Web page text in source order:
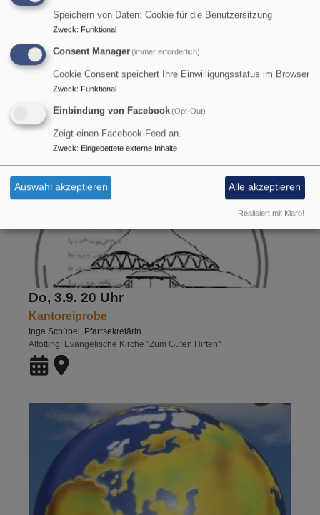
Kreis Kreative Frauen Marktl
Gitti Strasser
Stammham Wohnung Strasser
Do, 3.9. 20 Uhr
Kantoreiprobe
Inga Schübel, Pfarrsekretärin
Altötting
Evangelische Kirche "Zum Guten Hirten"
Speichern von Daten: Cookie für die Benutzersitzung
Zweck: Funktional
Consent Manager(immer erforderlich)
Cookie Consent speichert Ihre Einwilligungsstatus im Browser
Zweck: Funktional
Einbindung von Facebook(Opt-Out)
Zeigt einen Facebook-Feed an.
Zweck: Eingebettete externe Inhalte
Auswahl akzeptieren Alle akzeptieren
Realisiert mit Klaro!